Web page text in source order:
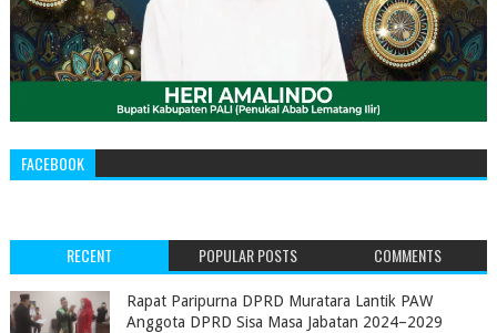
FACEBOOK
RECENT POPULAR POSTS COMMENTS
‎Rapat Paripurna DPRD Muratara Lantik PAW
Anggota DPRD Sisa Masa Jabatan 2024–2029 ‎